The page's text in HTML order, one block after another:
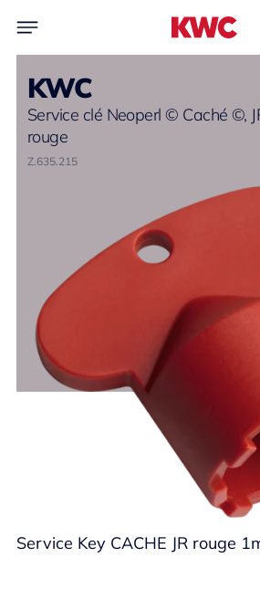
KWC
Service clé Neoperl © Caché ©,
rouge
Z.635.215
Service Key CACHE JR rouge